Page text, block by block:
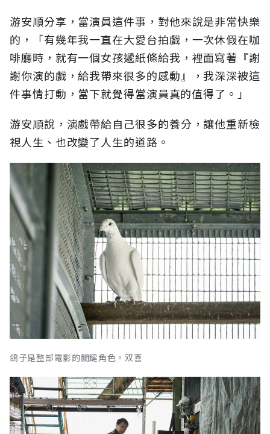
游安順分享，當演員這件事，對他來說是非常快樂
的，「有幾年我一直在大愛台拍戲，一次休假在咖
啡廳時，就有一個女孩遞紙條給我，裡面寫著『謝
謝你演的戲，給我帶來很多的感動』，我深深被這
件事情打動，當下就覺得當演員真的值得了。」
游安順說，演戲帶給自己很多的養分，讓他重新檢
視人生、也改變了人生的道路。
鴿子是整部電影的關鍵角色。双喜